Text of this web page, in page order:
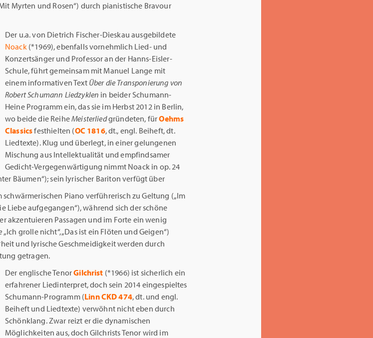
Myrten und Rosen“) durch pianistische Bravour
Der u.a. von Dietrich Fischer-Dieskau ausgebildete
Noack(*1969), ebenfalls vornehmlich Lied- und
Konzertsänger und Professor an der Hanns-Eisler-
Schule, führt gemeinsam mit Manuel Lange mit
einem informativen Text Über die Transponierung von
Robert Schumann Liedzyklen in beider Schumann-
Heine Programm ein, das sie im Herbst 2012 in Berlin,
wo beide die ReiheMeisterliedgründeten, fürOehms
Classicsfesthielten (OC 1816, dt., engl. Beiheft, dt.
Liedtexte). Klug und überlegt, in einer gelungenen
Mischung aus Intellektualität und empfindsamer
Gedicht-Vergegenwärtigung nimmt Noack in op. 24
Bäumen“); sein lyrischer Bariton verfügt über
Piano verführerisch zu Geltung („Im
Liebe aufgegangen“), während sich der schöne
akzentuieren Passagen und im Forte ein wenig
„Ich grolle nicht“, „Das ist ein Flöten und Geigen“)
und lyrische Geschmeidigkeit werden durch
getragen.
Der englische TenorGilchrist (*1966) ist sicherlich ein
erfahrener Liedinterpret, doch sein 2014 eingespieltes
Schumann-Programm (Linn CKD 474, dt. und engl.
Beiheft und Liedtexte) verwöhnt nicht eben durch
Schönklang. Zwar reizt er die dynamischen
Möglichkeiten aus, doch Gilchrists Tenor wird im